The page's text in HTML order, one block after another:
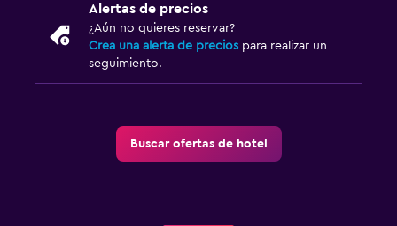
Alertas de precios
¿Aún no quieres reservar?
Crea una alerta de precios para realizar un
seguimiento.
Buscar ofertas de hotel